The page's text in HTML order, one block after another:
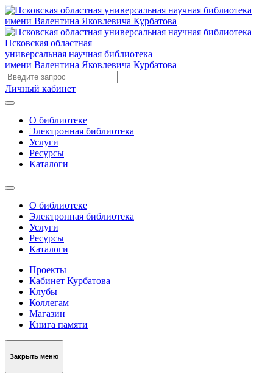
Псковская областная
универсальная научная библиотека
имени Валентина Яковлевича Курбатова
Личный кабинет
О библиотеке
Электронная библиотека
Услуги
Ресурсы
Каталоги
О библиотеке
Электронная библиотека
Услуги
Ресурсы
Каталоги
Проекты
Кабинет Курбатова
Клубы
Коллегам
Магазин
Книга памяти
Закрыть меню